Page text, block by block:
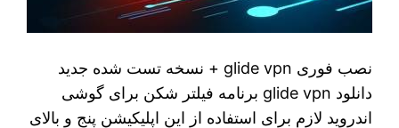
نصب فوری glide vpn + نسخه تست شده جدید
دانلود glide vpn برنامه فیلتر شکن برای گوشی
اندروید لازم برای استفاده از این اپلیکیشن پنج و بالای